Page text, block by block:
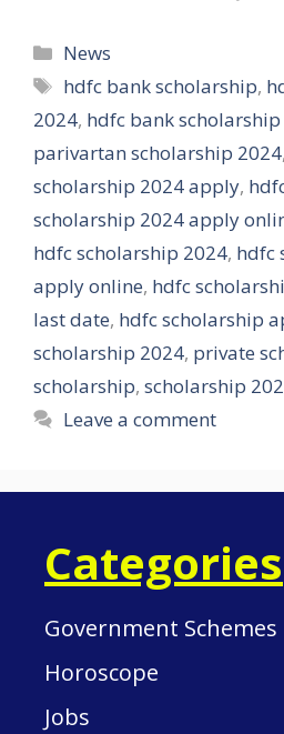
Categories
News
Tags
hdfc bank scholarship,
2024, hdfc bank
parivartan scholarship 2024,
scholarship 2024 apply,
scholarship 2024 apply
hdfc scholarship 2024, hdfc
apply online, hdfc
last date, hdfc scholarship
scholarship 2024, private
scholarship, scholarship
Leave a comment
Categories
Government Schemes
Horoscope
Jobs